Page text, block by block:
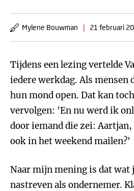
Mylene Bouwman | 21 februari
Tijdens een lezing vertelde
iedere werkdag. Als mensen
hun mond open. Dat kan
vervolgen: 'En nu werd ik
door iemand die zei:
ook in het weekend mailen?'
Naar mijn mening is dat
nastreven als ondernemer.